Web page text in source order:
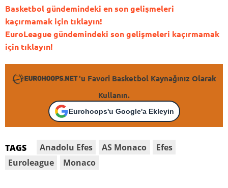
Basketbol gündemindeki en son gelişmeleri
kaçırmamak için tıklayın!
EuroLeague gündemindeki son gelişmeleri kaçırmamak
için tıklayın!
'u Favori Basketbol Kaynağınız Olarak
Kullanın.
Eurohoops'u Google'a Ekleyin
TAGS Anadolu Efes AS Monaco
Efes
Euroleague
Monaco